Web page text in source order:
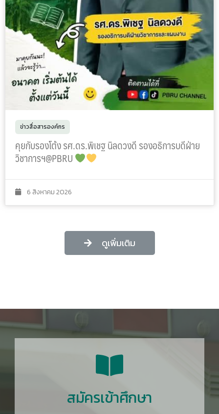
ข่าวสื่อสารองค์กร
คุยกับรองโต้ง รศ.ดร.พิเชฐ นิลดวงดี รองอธิการบดีฝ่าย
วิชาการฯ@PBRU
6 สิงหาคม 2026
ดูเพิ่มเติม
สมัครเข้าศึกษา